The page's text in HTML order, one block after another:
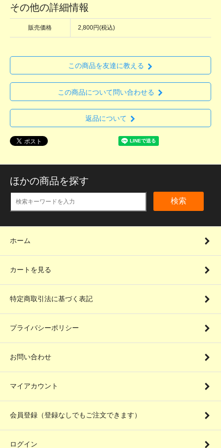
その他の詳細情報
販売価格 2,800円(税込)
この商品を友達に教える
この商品について問い合わせる
返品について
ほかの商品を探す
検索
ホーム
カートを見る
特定商取引法に基づく表記
プライバシーポリシー
お問い合わせ
マイアカウント
会員登録（登録なしでもご注文できます）
ログイン